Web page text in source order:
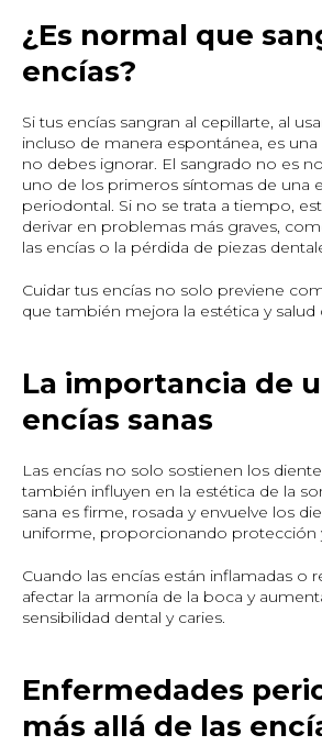
¿Es normal que
encías?
Si tus encías sangran al cepillarte, al
incluso de manera espontánea, es
no debes ignorar. El sangrado no es
uno de los primeros síntomas de una
periodontal. Si no se trata a tiempo,
derivar en problemas más graves,
las encías o la pérdida de piezas
Cuidar tus encías no solo previene
que también mejora la estética y salud
La importancia de
encías sanas
Las encías no solo sostienen los
también influyen en la estética de la
sana es firme, rosada y envuelve los
uniforme, proporcionando protección
Cuando las encías están inflamadas o
afectar la armonía de la boca y
sensibilidad dental y caries.
Enfermedades
más allá de las